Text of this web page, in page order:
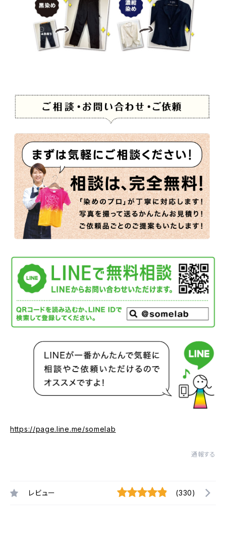
https://page.line.me/somelab
通報する
レビュー (330)